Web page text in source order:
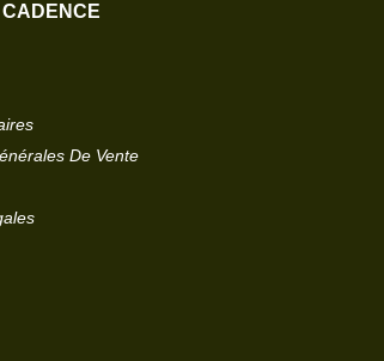
NEUF habituellement en stock
De Vente